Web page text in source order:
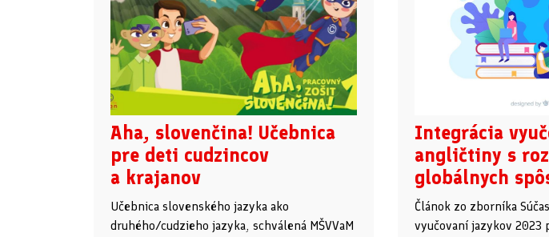
Aha, slovenčina! Učebnica
pre deti cudzincov
a krajanov
Učebnica slovenského jazyka ako
druhého/cudzieho jazyka, schválená MŠVVaM
Integrácia
angličtiny s
globálnych
Článok zo zborníka
vyučovaní jazykov 2023